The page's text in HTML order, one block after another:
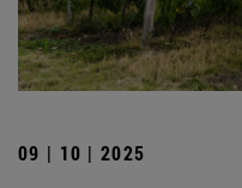
09 | 10 | 2025